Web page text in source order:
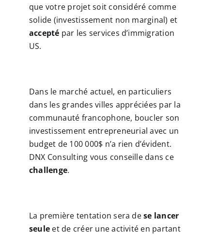
que votre projet soit considéré comme
solide (investissement non marginal) et
accepté par les services d’immigration
US.
Dans le marché actuel, en particuliers
dans les grandes villes appréciées par la
communauté francophone, boucler son
investissement entrepreneurial avec un
budget de 100 000$ n’a rien d’évident.
DNX Consulting vous conseille dans ce
challenge.
La première tentation sera dese lancer
seule et de créer une activité en partant